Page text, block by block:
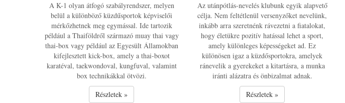
A K-1 olyan átfogó szabályrendszer, melyen
belül a különböző küzdűsportok képviselői
mérkőzhetnek meg egymással. Ide tartozik
például a Thaiföldről származó muay thai vagy
thai-box vagy például az Egyesült Államokban
kifejlesztett kick-box, amely a thai-boxot
karatéval, taekwondoval, kungfuval, valamint
box technikákkal ötvözi.
Részletek »
Az utánpótlás-nevelés klubunk egyik alapvető
célja. Nem feltétlenül versenyzőket nevelünk,
inkább arra szeretnénk rávezetni a fiatalokat,
hogy életükre pozitív hatással lehet a sport,
amely különleges képességeket ad. Ez
különösen igaz a küzdősportokra, amelyek
ránevelik a gyerekeket a kitartásra, a munka
iránti alázatra és önbizalmat adnak.
Részletek »